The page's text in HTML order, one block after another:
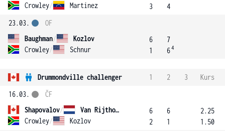
Crowley/ Martinez
3
4
23.03.
Baughman/
Kozlov
Crowley/ Schnur
OF
6
1
7
64
Drummondville challenger 1 2 3
Kurs
16.03.
Shapovalov/
Van Rijthoven
Crowley/ Kozlov
ČF
6
2
6
1
2.25
1.50